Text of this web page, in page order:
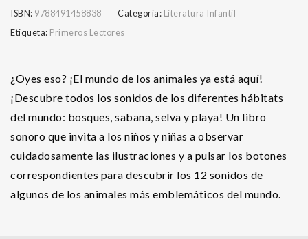
ISBN: 9788491458838 Categoría: Literatura Infantil
Etiqueta: Primeros Lectores
¿Oyes eso? ¡El mundo de los animales ya está aquí!
¡Descubre todos los sonidos de los diferentes hábitats
del mundo: bosques, sabana, selva y playa! Un libro
sonoro que invita a los niños y niñas a observar
cuidadosamente las ilustraciones y a pulsar los botones
correspondientes para descubrir los 12 sonidos de
algunos de los animales más emblemáticos del mundo.